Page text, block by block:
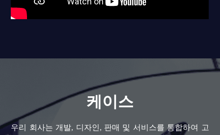
케이스
우리 회사는 개발, 디자인, 판매 및 서비스를 통합하여 고